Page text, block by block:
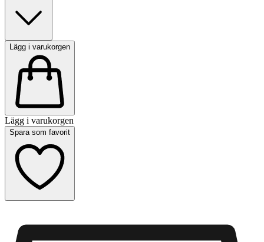
Lägg i varukorgen
Lägg i varukorgen
Spara som favorit